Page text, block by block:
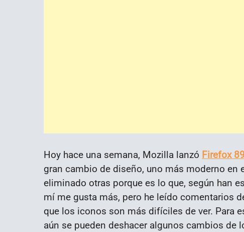
Hoy hace una semana, Mozilla lanzó Firefox
gran cambio de diseño, uno más moderno en
eliminado otras porque es lo que, según han
mí me gusta más, pero he leído comentarios
que los iconos son más difíciles de ver. Para
aún se pueden deshacer algunos cambios de